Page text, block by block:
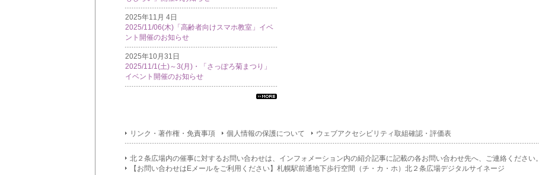
2025年11月 4日
2025/11/06(木)「高齢者向けスマホ教室」イベ
ント開催のお知らせ
2025年10月31日
2025/11/1(土)～3(月)・「さっぽろ菊まつり」
イベント開催のお知らせ
フォ
メー
ショ
ン一
リンク・著作権・免責事項 個人情報の保護について ウェブアクセシビリティ取組確認・評価表
北２条広場内の催事に対するお問い合わせは、インフォメーション内の紹介記事に記載の各お問い合わせ先へ、ご連絡ください。
【お問い合わせはEメールをご利用ください】札幌駅前通地下歩行空間（チ・カ・ホ）北２条広場デジタルサイネージ